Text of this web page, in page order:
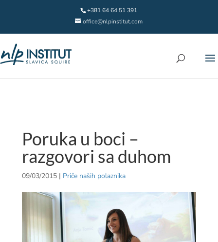
+381 64 64 51 391
office@nlpinstitut.com
Poruka u boci –
razgovori sa duhom
09/03/2015| Priče naših polaznika